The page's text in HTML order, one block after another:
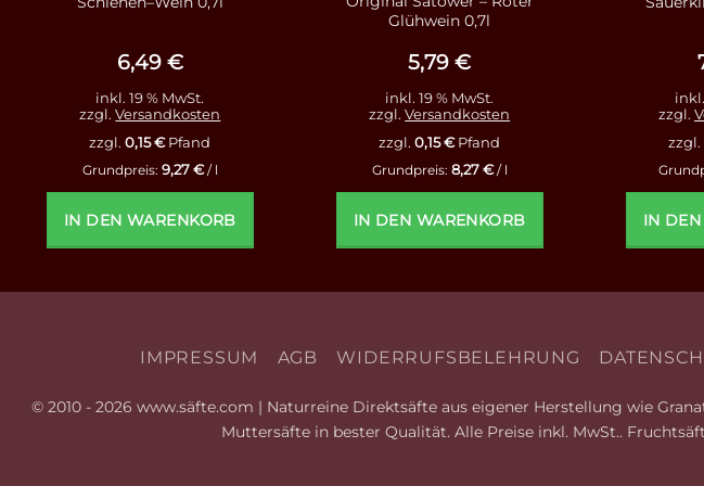
6,49 €
inkl. 19 % MwSt.
zzgl.Versandkosten
zzgl.0,15€Pfand
Grundpreis: 9,27 €/
IN DEN WARENKORB
Glühwein 0,7l
5,79€
inkl. 19 % MwSt.
zzgl.Versandkosten
zzgl.0,15€Pfand
Grundpreis: 8,27 €/
IN DEN WARENKORB
zzgl.
zzgl.
IN
IMPRESSUM AGB WIDERRUFSBELEHRUNG
© 2010 - 2026 www.säfte.com | Naturreine Direktsäfte aus eigener Herstellung wie
Muttersäfte in bester Qualität. Alle Preise inkl. MwSt..